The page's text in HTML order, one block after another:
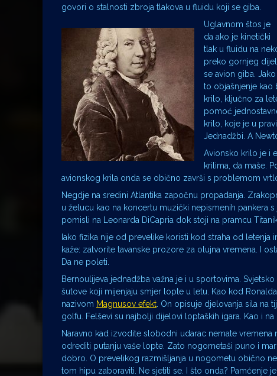
govori o stalnosti zbroja tlakova u fluidu koji se giba.
Uglavnom štos je
da ako je kinetički
tlak u fluidu na
preko gornjeg
se avion giba.
to objašnjenje kao
krilo, ključno za
pomoć
krilo, koje je u
Jednadžbi. A
Avionsko krilo je i
krilima, da maše.
avionskog krila onda se obično završi s problemom
Negdje na sredini Atlantika započnu propadanja.
u želucu kao na koncertu muzički nepismenih pankera
pomisli na Leonarda DiCapria dok stoji na pramcu
Iako fizika nije od prevelike koristi kod straha od letenja
kaže: zatvorite tavanske prozore za olujna vremena. I
Da ne poleti.
Bernoulijeva jednadžba važna je i u sportovima.
šutove koji mijenjaju smjer lopte u letu. Kao kod
nazivom Magnusov efekt . On opisuje djelovanja sila na
golfu. Felševi su najbolji dijelovi loptaških igara. Kao i
Naravno kad izvodite slobodni udarac nemate
odrediti putanju vaše lopte. Zato nogometaši puno i
dobro. O prevelikog razmišljanja u nogometu obično
tom hipu zaboraviti. Ne sjetiti se. I što onda? Pamćenje